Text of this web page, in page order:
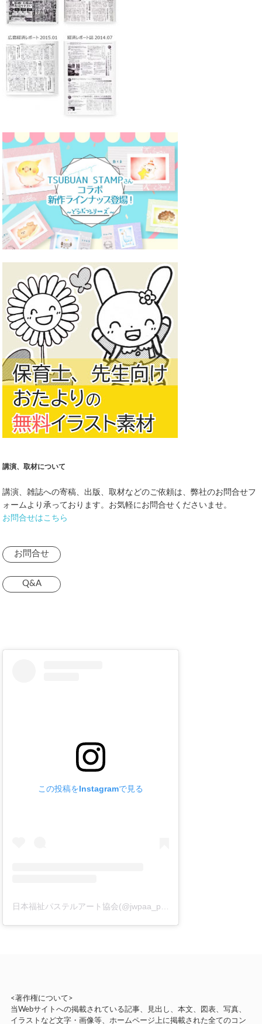
講演、取材について
講演、雑誌への寄稿、出版、取材などのご依頼は、弊社のお問合せフ
ォームより承っております。お気軽にお問合せくださいませ。
お問合せはこちら
お問合せ
Q&A
この投稿をInstagramで見る
日本福祉パステルアート協会(@jwpaa_pastelart)がシェアした投稿
<著作権について>
当Webサイトへの掲載されている記事、見出し、本文、図表、写真、
イラストなど文字・画像等、ホームページ上に掲載された全てのコン